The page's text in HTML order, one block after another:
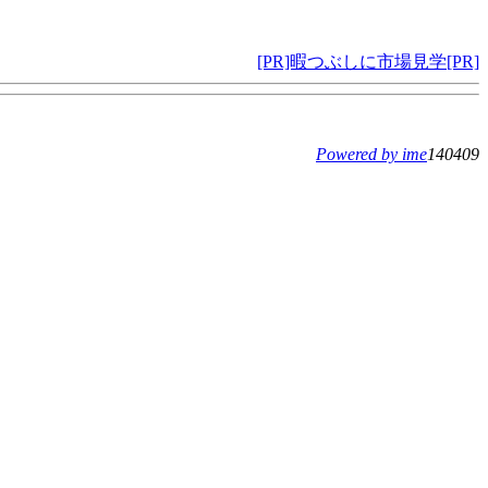
[PR]暇つぶしに市場見学[PR]
Powered by ime140409